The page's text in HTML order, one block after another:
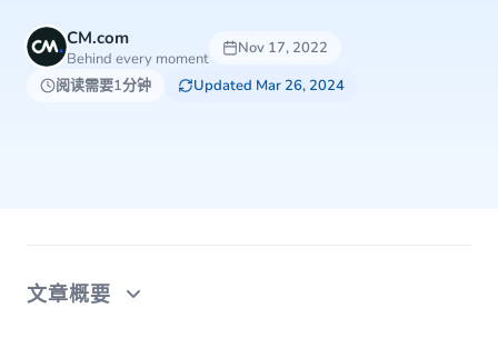
CM.com
Behind every moment
Nov 17, 2022
阅读需要1分钟
Updated Mar 26, 2024
文章概要